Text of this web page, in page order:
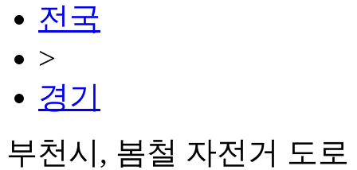
전국
>
경기
부천시, 봄철 자전거 도